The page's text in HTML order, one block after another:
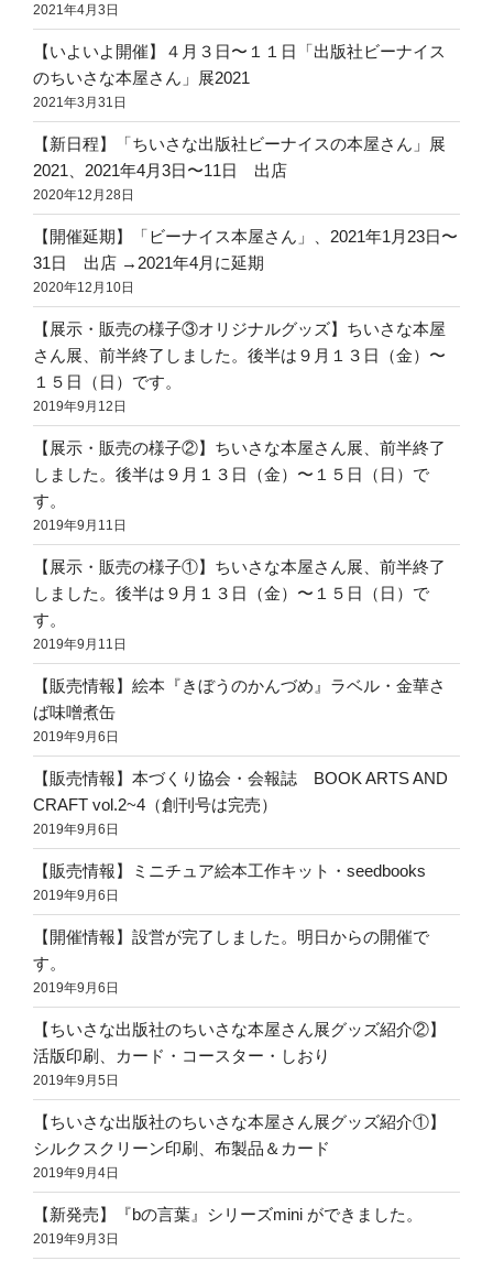
2021年4月3日
【いよいよ開催】４月３日〜１１日「出版社ビーナイス
のちいさな本屋さん」展2021
2021年3月31日
【新日程】「ちいさな出版社ビーナイスの本屋さん」展
2021、2021年4月3日〜11日 出店
2020年12月28日
【開催延期】「ビーナイス本屋さん」、2021年1月23日〜
31日 出店 →2021年4月に延期
2020年12月10日
【展示・販売の様子③オリジナルグッズ】ちいさな本屋
さん展、前半終了しました。後半は９月１３日（金）〜
１５日（日）です。
2019年9月12日
【展示・販売の様子②】ちいさな本屋さん展、前半終了
しました。後半は９月１３日（金）〜１５日（日）で
す。
2019年9月11日
【展示・販売の様子①】ちいさな本屋さん展、前半終了
しました。後半は９月１３日（金）〜１５日（日）で
す。
2019年9月11日
【販売情報】絵本『きぼうのかんづめ』ラベル・金華さ
ば味噌煮缶
2019年9月6日
【販売情報】本づくり協会・会報誌 BOOK ARTS AND
CRAFT vol.2~4（創刊号は完売）
2019年9月6日
【販売情報】ミニチュア絵本工作キット・seedbooks
2019年9月6日
【開催情報】設営が完了しました。明日からの開催で
す。
2019年9月6日
【ちいさな出版社のちいさな本屋さん展グッズ紹介②】
活版印刷、カード・コースター・しおり
2019年9月5日
【ちいさな出版社のちいさな本屋さん展グッズ紹介①】
シルクスクリーン印刷、布製品＆カード
2019年9月4日
【新発売】『bの言葉』シリーズmini ができました。
2019年9月3日